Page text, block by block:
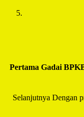
Pertama Gadai
Selanjutnya Dengan